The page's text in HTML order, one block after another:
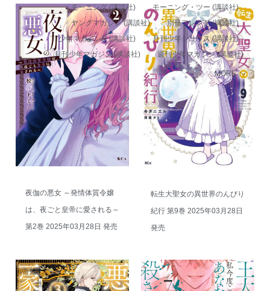
モーニング (講談社)
モーニング・ツー (講談社)
ヤングマガジン (講談社)
別冊フレンド (講談社)
少年マガジンR (講談社)
月刊少年シリウス (講談社)
月刊少年マガジン (講談社)
週刊少年マガジン (講談社)
MORE
夜伽の悪女 ～発情体質令嬢
は、夜ごと皇帝に愛される～
第2巻 2025年03月28日 発売
転生大聖女の異世界のんびり
紀行 第9巻 2025年03月28日
発売